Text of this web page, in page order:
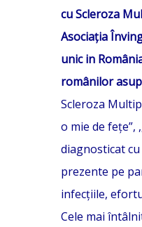
cu Scleroza
Asociația
unic in
românilor
Scleroza
o mie de fețe”,
diagnosticat
prezente pe
infecțiile,
Cele mai